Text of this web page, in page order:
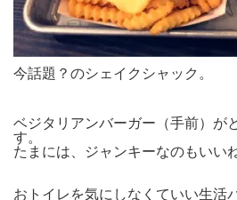
今話題？のシェイクシャック。
ベジタリアンバーガー（手前）が
す。
たまには、ジャンキーなのもいいね
おトイレを気にしなくていい生活